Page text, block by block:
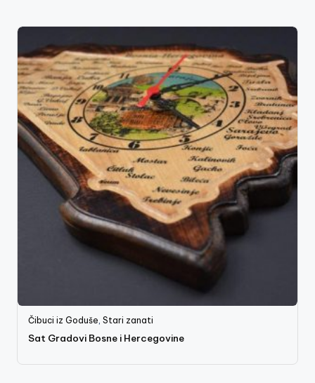
Čibuci iz Goduše ,Stari zanati
Sat Gradovi Bosne i Hercegovine